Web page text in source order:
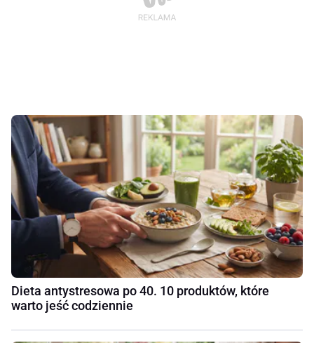
Dieta antystresowa po 40. 10 produktów, które
warto jeść codziennie